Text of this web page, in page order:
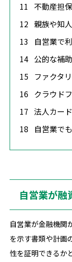
11 不動産担
12 親族や知
13
自営業で
14 公的な補
15 ファクタ
16 クラウド
17 法人カー
18
自営業で
自営業が融
自営業が金融機関
を示す書類や計画
性を証明できるか